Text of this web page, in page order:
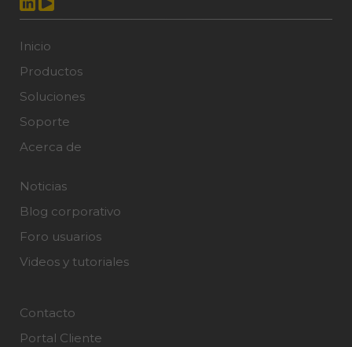
Inicio
Productos
Soluciones
Soporte
Acerca de
Noticias
Blog corporativo
Foro usuarios
Videos y tutoriales
Contacto
Portal Cliente